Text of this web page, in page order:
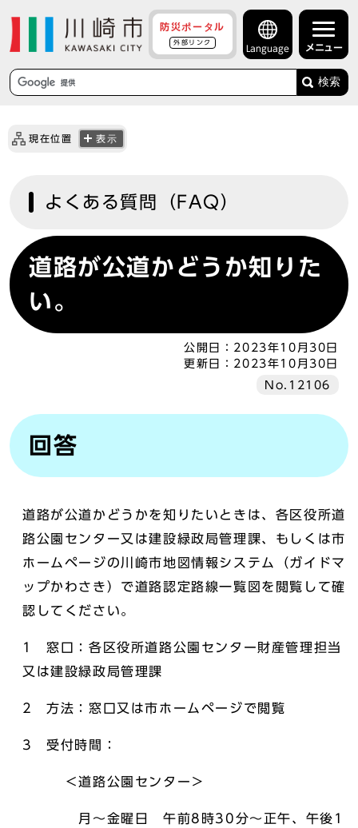
防災ポータル
外部リンク
Language メニュー
検索
現在位置 表示
よくある質問（FAQ）
道路が公道かどうか知りた
い。
公開日： 2023年10月30日
更新日： 2023年10月30日
No.12106
回答
道路が公道かどうかを知りたいときは、各区役所道
路公園センター又は建設緑政局管理課、もしくは市
ホームページの川崎市地図情報システム（ガイドマ
ップかわさき）で道路認定路線一覧図を閲覧して確
認してください。
1 窓口：各区役所道路公園センター財産管理担当
又は建設緑政局管理課
2 方法：窓口又は市ホームページで閲覧
3 受付時間：
＜道路公園センター＞
月～金曜日 午前8時30分～正午、午後1